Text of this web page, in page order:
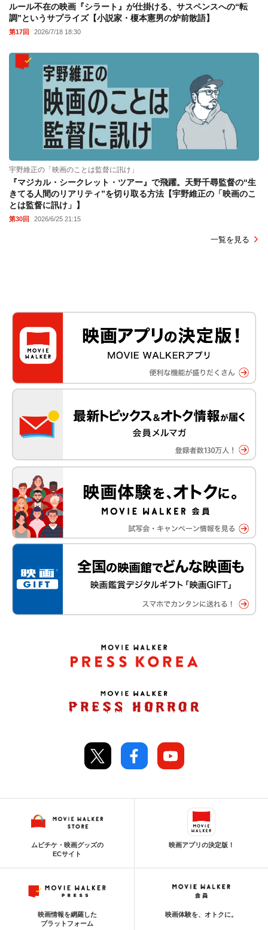
ルール不在の映画『シラート』が仕掛ける、サスペンスへの“転
調”というサプライズ【小説家・榎本憲男の炉前散語】
第17回 2026/7/18 18:30
宇野維正の「映画のことは監督に訊け」
『マジカル・シークレット・ツアー』で飛躍。天野千尋監督の“生
きてる人間のリアリティ”を切り取る方法【宇野維正の「映画のこ
とは監督に訊け」】
第30回 2026/6/25 21:15
一覧を見る
ムビチケ・映画グッズの
ECサイト
映画アプリの決定版！
映画情報を網羅した
プラットフォーム
映画体験を、オトクに。